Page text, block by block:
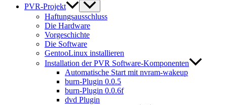
PVR-Projekt
Haftungsausschluss
Die Hardware
Vorgeschichte
Die Software
GentooLinux installieren
Installation der PVR Software-Komponenten
Automatische Start mit nvram-wakeup
burn-Plugin 0.0.5
burn-Plugin 0.0.6f
dvd Plugin